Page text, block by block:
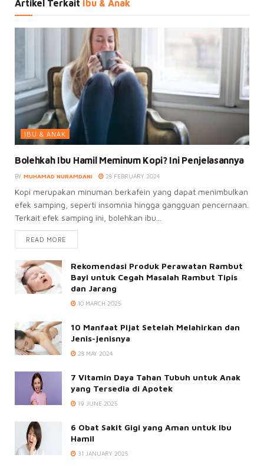
Artikel Terkait Ibu & Anak
IBU & ANAK
Bolehkah Ibu Hamil Meminum Kopi? Ini Penjelasannya
BY MUHAMAD NURAMDANI 28 FEBRUARY 2024
Kopi merupakan minuman berkafein yang dapat menimbulkan
efek samping, seperti insomnia hingga gangguan pencernaan.
Terkait efek samping ini, bolehkan ibu...
READ MORE
Rekomendasi Produk Perawatan Rambut
Bayi untuk Cegah Masalah Rambut Tipis
dan Jarang
10 MARCH 2025
10 Manfaat Pijat Setelah Melahirkan dan
Jenis-jenisnya
28 MAY 2024
7 Vitamin Daya Tahan Tubuh untuk Anak
yang Tersedia di Apotek
19 JUNE 2025
6 Obat Sakit Gigi yang Aman untuk Ibu
Hamil
31 JANUARY 2025